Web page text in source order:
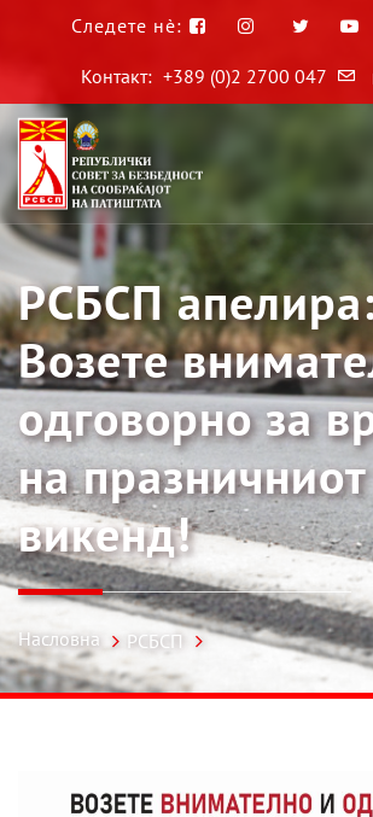
Следете нè:
Контакт: +389 (0)2 2700 047
РСБСП
Возете
одговорно за
на празничниот
викенд!
Насловна РСБСП